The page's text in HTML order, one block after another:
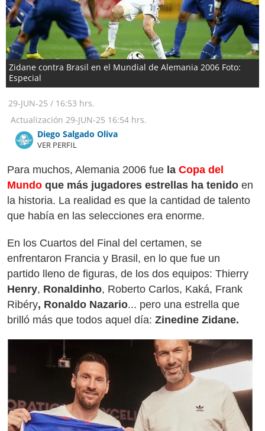
Zidane contra Brasil en el Mundial de Alemania 2006 Foto:
Especial
29-JUN-25 / 16:53 hrs.
Actualización 29-JUN-25 16:54 hrs.
Diego Salgado Oliva
VER PERFIL
Para muchos, Alemania 2006 fue la Copa del
Mundo que más jugadores estrellas ha tenido en
la historia. La realidad es que la cantidad de talento
que había en las selecciones era enorme.
En los Cuartos del Final del certamen, se
enfrentaron Francia y Brasil, en lo que fue un
partido lleno de figuras, de los dos equipos: Thierry
Henry, Ronaldinho, Roberto Carlos, Kaká, Frank
Ribéry, Ronaldo Nazario... pero una estrella que
brilló más que todos aquel día: Zinedine Zidane.